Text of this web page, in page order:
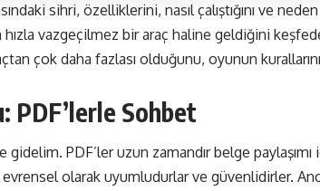
sihri, özelliklerini, nasıl çalıştığını ve
vazgeçilmez bir araç haline geldiğini
çok daha fazlası olduğunu, oyunun
PDF’lerle Sohbet
gidelim. PDF’ler uzun zamandır belge
olarak uyumludurlar ve güvenlidirler.